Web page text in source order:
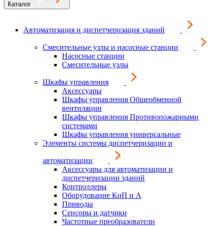
Каталог
Автоматизация и диспетчеризация зданий
Смесительные узлы и насосные станции
Насосные станции
Смесительные узлы
Шкафы управления
Аксессуары
Шкафы управления Общеобменной
вентиляции
Шкафы управления Противопожарными
системами
Шкафы управления универсальные
Элементы системы диспетчеризации и
автоматизации
Аксессуары для автоматизации и
диспетчеризации зданий
Контроллеры
Оборудование КиП и А
Приводы
Сенсоры и датчики
Частотные преобразователи